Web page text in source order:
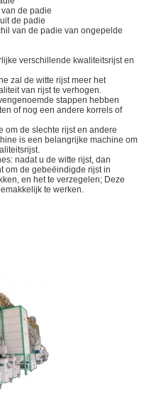
de padie
de padie
van de padie van ongepelde
verschillende kwaliteitsrijst en
zal de witte rijst meer het
van rijst te verhogen.
stappen hebben
of nog een andere korrels of
om de slechte rijst en andere
is een belangrijke machine om
nadat u de witte rijst, dan
om de gebeëindigde rijst in
en het te verzegelen; Deze
te werken.